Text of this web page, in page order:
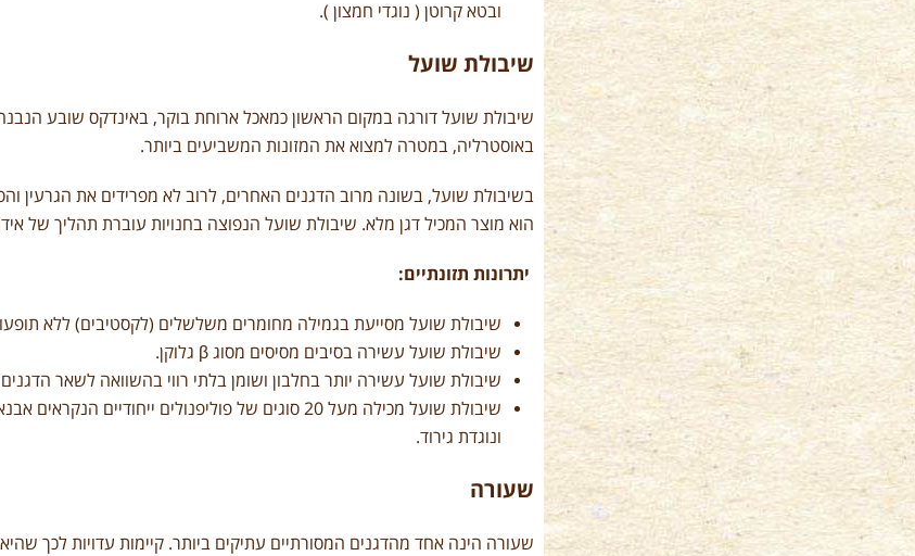
ובטא קרוטן ( נוגדי חמצון ).
שיבולת שועל
שיבולת שועל דורגה במקום הראשון כמאכל ארוחת בוקר, באינדקס שובע
באוסטרליה, במטרה למצוא את המזונות המשביעים ביותר.
בשיבולת שועל, בשונה מרוב הדגנים האחרים, לרוב לא מפרידים את הגרעין
הוא מוצר המכיל דגן מלא. שיבולת שועל הנפוצה בחנויות עוברת תהליך של
יתרונות תזונתיים:
שיבולת שועל מסייעת בגמילה מחומרים משלשלים (לקסטיבים) ללא
שיבולת שועל עשירה בסיבים מסיסים מסוג β גלוקן.
שיבולת שועל עשירה יותר בחלבון ושומן בלתי רווי בהשוואה לשאר
שיבולת שועל מכילה מעל 20 סוגים של פוליפנולים
ונוגדת גירוד.
שעורה
שעורה הינה אחד מהדגנים המסורתיים עתיקים ביותר. קיימות עדויות לכך שהיא גודלה